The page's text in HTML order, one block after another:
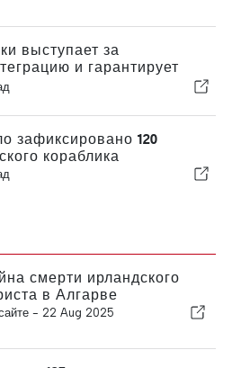
выступает за
и гарантирует
процедуру
зафиксировано 120
кораблика
смерти ирландского
в Алгарве
- 22 Aug 2025